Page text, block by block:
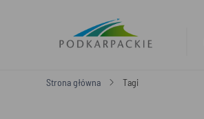
Strona główna Tagi